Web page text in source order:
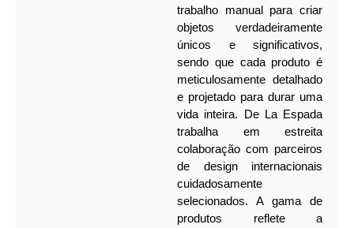
trabalho manual para criar
objetos verdadeiramente
únicos e significativos,
sendo que cada produto é
meticulosamente detalhado
e projetado para durar uma
vida inteira. De La Espada
trabalha em estreita
colaboração com parceiros
de design internacionais
cuidadosamente
selecionados. A gama de
produtos reflete a